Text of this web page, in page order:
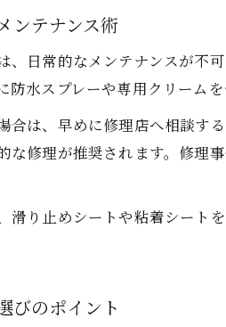
ポリ
靴底サ
加水
ンテナンス術
、日常的なメンテナンスが不
防水スプレーや専用クリーム
は、早めに修理店へ相談す
な修理が推奨されます。修理
滑り止めシートや粘着シート
びのポイント